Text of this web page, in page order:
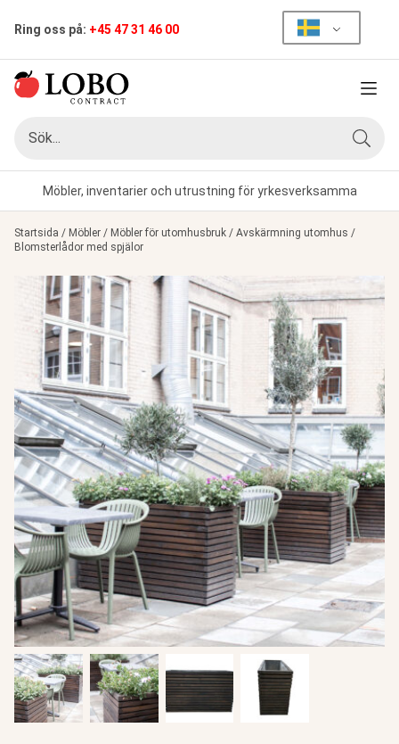
Ring oss på: +45 47 31 46 00
Meny
Sök
Möbler, inventarier och utrustning för yrkesverksamma
Startsida / Möbler / Möbler för utomhusbruk / Avskärmning utomhus /
Blomsterlådor med spjälor